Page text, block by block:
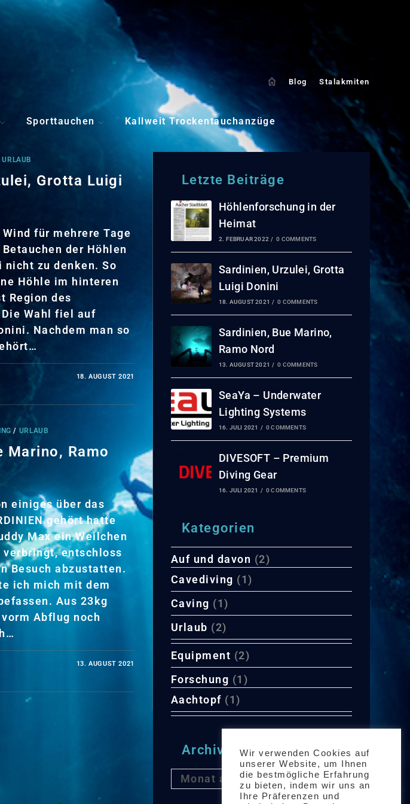
Sporttauchen Kallweit Trockentauchanzüge
Blog Stalakmiten
URLAUB
Grotta Luigi
für mehrere Tage
der Höhlen
nicht zu denken. So
Höhle im hinteren
Region des
Wahl fiel auf
Nachdem man so
18. AUGUST 2021
/ URLAUB
Marino, Ramo
einiges über das
gehört hatte
Max ein Weilchen
entschloss
Besuch abzustatten.
ich mich mit dem
Aus 23kg
Abflug noch
13. AUGUST 2021
Letzte Beiträge
Höhlenforschung in der
Heimat
2. FEBRUAR 2022 / 0 COMMENTS
Sardinien, Urzulei, Grotta
Luigi Donini
18. AUGUST 2021 / 0 COMMENTS
Sardinien, Bue Marino,
Ramo Nord
13. AUGUST 2021 / 0 COMMENTS
SeaYa – Underwater
Lighting Systems
16. JULI 2021 / 0 COMMENTS
DIVESOFT – Premium
Diving Gear
16. JULI 2021 / 0 COMMENTS
Kategorien
Auf und davon (2)
Cavediving (1)
Caving (1)
Urlaub (2)
Equipment (2)
Forschung (1)
Aachtopf (1)
Archiv
Monat auswählen
Wir verwenden Cookies auf
unserer Website, um Ihnen
die bestmögliche Erfahrung
zu bieten, indem wir uns an
Ihre Präferenzen und